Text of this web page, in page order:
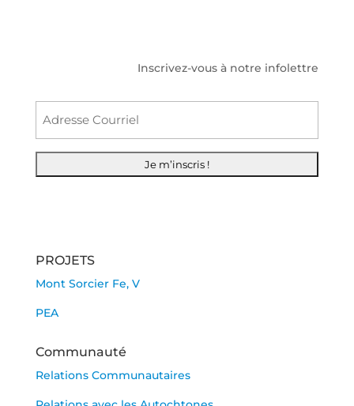
Inscrivez-vous à notre infolettre
PROJETS
Mont Sorcier Fe, V
PEA
Communauté
Relations Communautaires